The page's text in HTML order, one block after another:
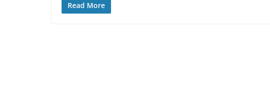
Read More